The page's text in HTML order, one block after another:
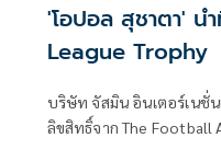
'โอปอล สุชาตา' น
League Trophy
บริษัท จัสมิน อินเตอร์เนชั่
ลิขสิทธิ์จาก The Football